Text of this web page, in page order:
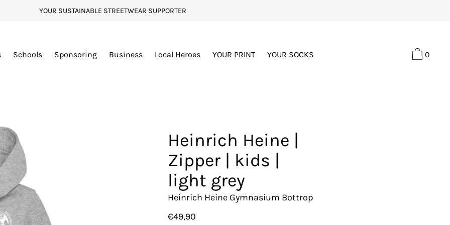
YOUR SUSTAINABLE STREETWEAR SUPPORTER
Schools Sponsoring Business Local Heroes YOUR PRINT YOUR SOCKS 0
Heinrich Heine |
Zipper | kids |
light grey
Heinrich Heine Gymnasium Bottrop
€49,90